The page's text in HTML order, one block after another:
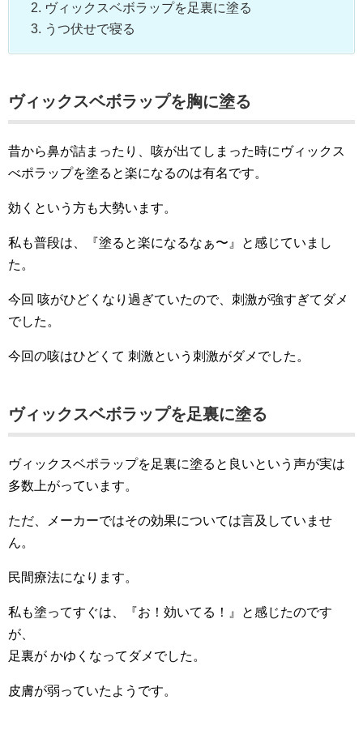
ヴィックスベボラップを足裏に塗る
うつ伏せで寝る
ヴィックスベボラップを胸に塗る
昔から鼻が詰まったり、咳が出てしまった時にヴィックス
べポラップを塗ると楽になるのは有名です。
効くという方も大勢います。
私も普段は、『塗ると楽になるなぁ〜』と感じていまし
た。
今回 咳がひどくなり過ぎていたので、刺激が強すぎてダメ
でした。
今回の咳はひどくて 刺激という刺激がダメでした。
ヴィックスベボラップを足裏に塗る
ヴィックスベポラップを足裏に塗ると良いという声が実は
多数上がっています。
ただ、メーカーではその効果については言及していませ
ん。
民間療法になります。
私も塗ってすぐは、『お！効いてる！』と感じたのです
が、
足裏が かゆくなってダメでした。
皮膚が弱っていたようです。